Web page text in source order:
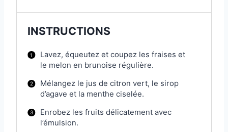
INSTRUCTIONS
Lavez, équeutez et coupez les fraises et
le melon en brunoise régulière.
Mélangez le jus de citron vert, le sirop
d’agave et la menthe ciselée.
Enrobez les fruits délicatement avec
l’émulsion.